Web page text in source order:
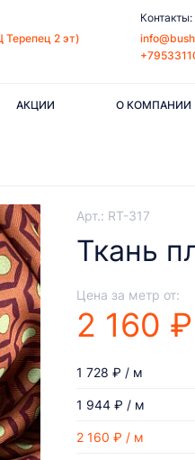
Терепец 2 эт)
Контакты:
АКЦИИ О КОМПАНИИ
Арт.: RT-317
Ткань
Цена за метр от:
2 160 ₽
2 160 ₽ / м
1 944 ₽ / м
1 728 ₽ / м